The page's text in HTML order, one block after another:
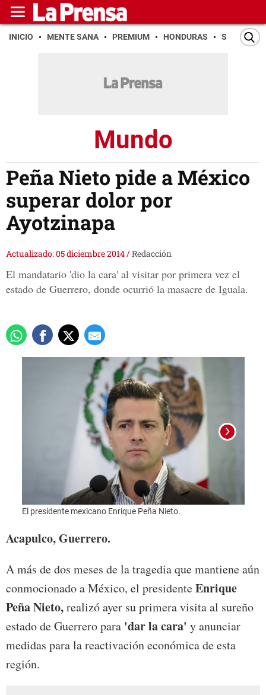
INICIO MENTE SANA PREMIUM HONDURAS SAN PEDRO
Mundo
Peña Nieto pide a México
superar dolor por
Ayotzinapa
Actualizado: 05 diciembre 2014/Redacción
El mandatario 'dio la cara' al visitar por primera vez el
estado de Guerrero, donde ocurrió la masacre de Iguala.
El presidente mexicano Enrique Peña Nieto.
Acapulco, Guerrero.
A más de dos meses de la tragedia que mantiene aún
conmocionado a México, el presidenteEnrique
Peña Nieto,realizó ayer su primera visita al sureño
estado de Guerrero para 'dar la cara' y anunciar
medidas para la reactivación económica de esta
región.